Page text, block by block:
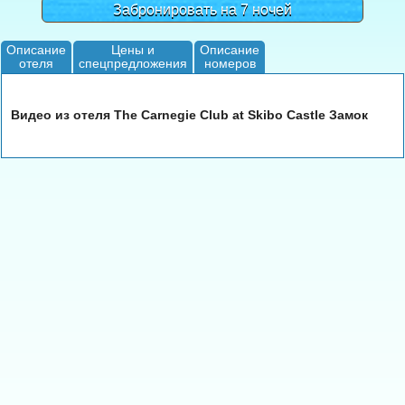
Забронировать на 7 ночей
Описание
отеля
Цены и
спецпредложения
Описание
номеров
Видео из отеля The Carnegie Club at Skibo Castle Замок